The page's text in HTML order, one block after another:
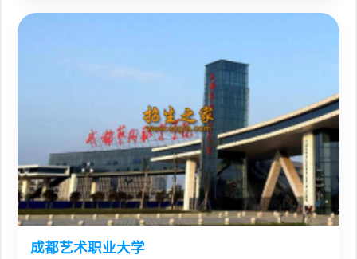
成都艺术职业大学